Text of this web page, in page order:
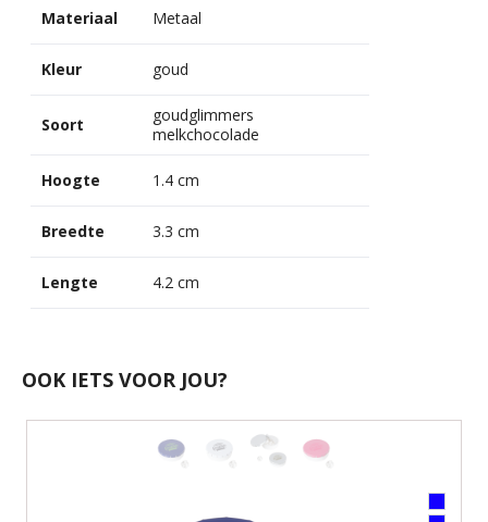
Materiaal Metaal
Kleur goud
Soort
goudglimmers
melkchocolade
Hoogte 1.4 cm
Breedte 3.3 cm
Lengte 4.2 cm
OOK IETS VOOR JOU?